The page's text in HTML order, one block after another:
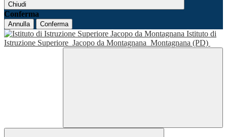
Chiudi
Conferma
Annulla Conferma
Istituto di
Istruzione Superiore Jacopo da Montagnana Montagnana (PD)